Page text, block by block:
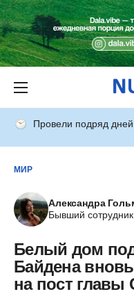
Провели подряд
МИР
Александра
Бывший сотрудник
Белый дом
Байдена
на пост